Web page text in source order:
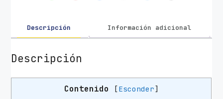
Descripción Información adicional
Descripción
Contenido [Esconder]